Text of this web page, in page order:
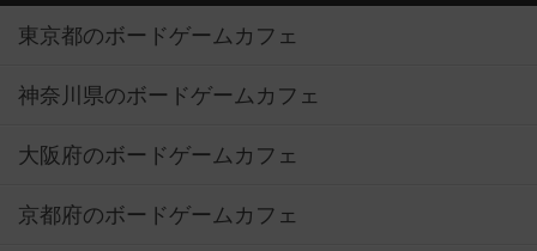
東京都のボードゲームカフェ
神奈川県のボードゲームカフェ
大阪府のボードゲームカフェ
京都府のボードゲームカフェ